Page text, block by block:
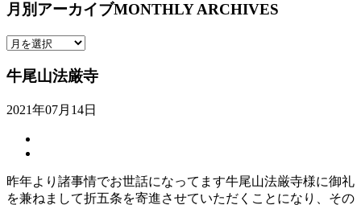
月別アーカイブMONTHLY ARCHIVES
牛尾山法厳寺
2021年07月14日
昨年より諸事情でお世話になってます牛尾山法厳寺様に御礼
を兼ねまして折五条を寄進させていただくことになり、その